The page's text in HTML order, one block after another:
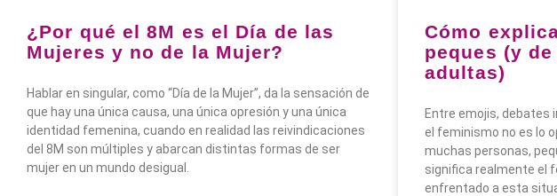
¿Por qué el 8M es el Día de las
Mujeres y no de la Mujer?
Hablar en singular, como “Día de la Mujer”, da la sensación de
que hay una única causa, una única opresión y una única
identidad femenina, cuando en realidad las reivindicaciones
del 8M son múltiples y abarcan distintas formas de ser
mujer en un mundo desigual.
Cómo
peques (y
adultas)
Entre emojis, debates
el feminismo no es lo
muchas personas,
significa realmente el
enfrentado a esta